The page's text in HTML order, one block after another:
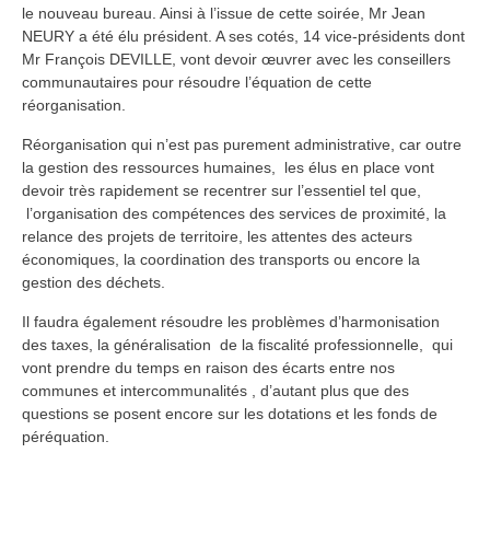
le nouveau bureau. Ainsi à l’issue de cette soirée, Mr Jean
NEURY a été élu président. A ses cotés, 14 vice-présidents dont
Mr François DEVILLE, vont devoir œuvrer avec les conseillers
communautaires pour résoudre l’équation de cette
réorganisation.
Réorganisation qui n’est pas purement administrative, car outre
la gestion des ressources humaines, les élus en place vont
devoir très rapidement se recentrer sur l’essentiel tel que,
l’organisation des compétences des services de proximité, la
relance des projets de territoire, les attentes des acteurs
économiques, la coordination des transports ou encore la
gestion des déchets.
Il faudra également résoudre les problèmes d’harmonisation
des taxes, la généralisation de la fiscalité professionnelle, qui
vont prendre du temps en raison des écarts entre nos
communes et intercommunalités , d’autant plus que des
questions se posent encore sur les dotations et les fonds de
péréquation.